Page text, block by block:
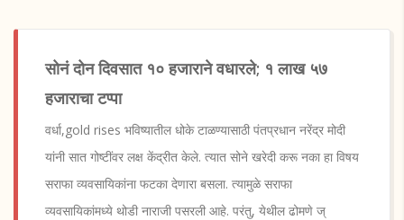
सोनं दोन दिवसात १० हजाराने वधारले; १ लाख ५७
हजाराचा टप्पा
वर्धा,gold rises भविष्यातील धोके टाळण्यासाठी पंतप्रधान नरेंद्र मोदी
यांनी सात गोष्टींवर लक्ष केंद्रीत केले. त्यात सोने खरेदी करू नका हा विषय
सराफा व्यवसायिकांना फटका देणारा बसला. त्यामुळे सराफा
व्यवसायिकांमध्ये थोडी नाराजी पसरली आहे. परंतु, येथील ढोमणे ज्